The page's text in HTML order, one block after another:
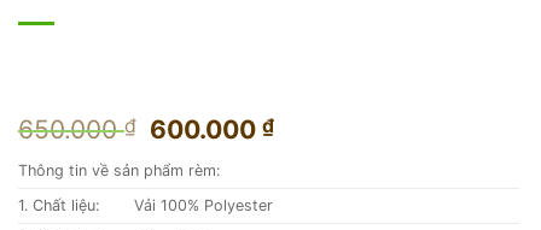
650.000₫
Giá
là:
650.000 ₫.
600.000₫Giá
Thông tin về sản phẩm rèm:
1. Chất liệu:
Vải 100% Polyester